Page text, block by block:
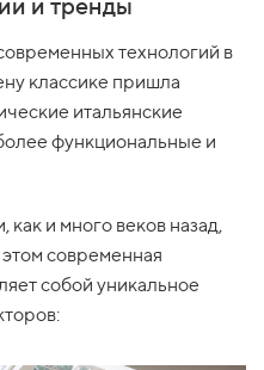
и тренды
технологий в
классике пришла
итальянские
функциональные и
и много веков назад,
современная
собой уникальное